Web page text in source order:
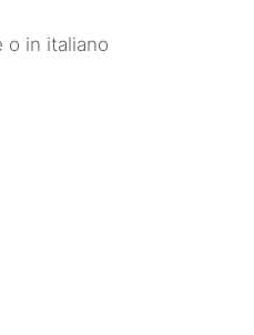
o in italiano